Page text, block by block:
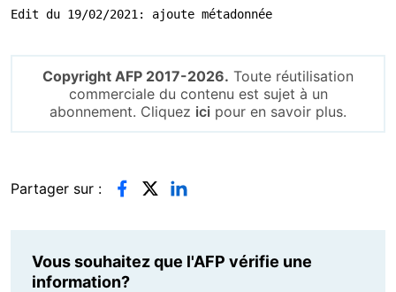
Edit du 19/02/2021: ajoute métadonnée
Copyright AFP 2017-2026. Toute réutilisation
commerciale du contenu est sujet à un
abonnement. Cliquez ici pour en savoir plus.
Partager sur :
Vous souhaitez que l'AFP vérifie une
information?